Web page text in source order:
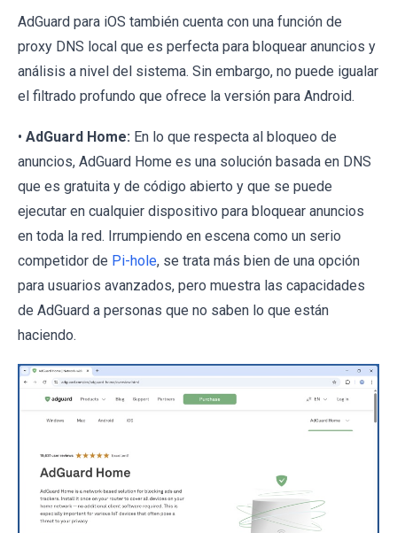
AdGuard para iOS también cuenta con una función de
proxy DNS local que es perfecta para bloquear anuncios y
análisis a nivel del sistema. Sin embargo, no puede igualar
el filtrado profundo que ofrece la versión para Android.
• AdGuard Home: En lo que respecta al bloqueo de
anuncios, AdGuard Home es una solución basada en DNS
que es gratuita y de código abierto y que se puede
ejecutar en cualquier dispositivo para bloquear anuncios
en toda la red. Irrumpiendo en escena como un serio
competidor de Pi-hole, se trata más bien de una opción
para usuarios avanzados, pero muestra las capacidades
de AdGuard a personas que no saben lo que están
haciendo.